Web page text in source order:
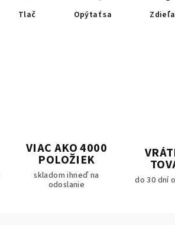
Tlač Opýtať sa
VIAC AKO 4000
POLOŽIEK
skladom ihneď na
odoslanie
do 30 dní